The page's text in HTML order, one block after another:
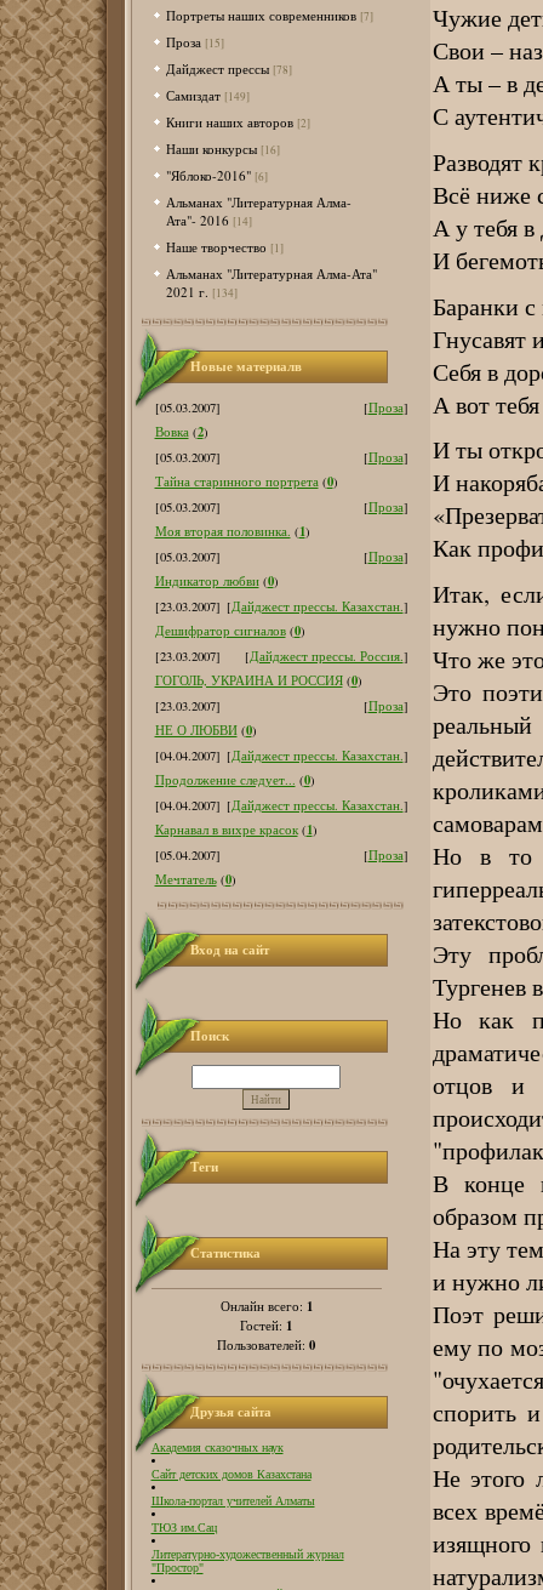
Портреты наших современников [7]
Проза [15]
Дайджест прессы [78]
Самиздат [149]
Книги наших авторов [2]
Наши конкурсы [16]
"Яблоко-2016" [6]
Альманах "Литературная Алма-
Ата"- 2016 [14]
Наше творчество [1]
Альманах "Литературная Алма-Ата"
2021 г. [134]
Новые материалв
[05.03.2007] [Проза]
Вовка (2)
[05.03.2007]
[Проза]
Тайна старинного портрета (0)
[05.03.2007]
[Проза]
Моя вторая половинка. (1)
[05.03.2007]
[Проза]
Индикатор любви (0)
[23.03.2007] [Дайджест прессы. Казахстан.]
Дешифратор сигналов (0)
[23.03.2007]
[Дайджест прессы. Россия.]
ГОГОЛЬ, УКРАИНА И РОССИЯ (0)
[23.03.2007]
[Проза]
НЕ О ЛЮБВИ (0)
[04.04.2007] [Дайджест прессы. Казахстан.]
Продолжение следует... (0)
[04.04.2007] [Дайджест прессы. Казахстан.]
Карнавал в вихре красок (1)
[05.04.2007]
[Проза]
Мечтатель (0)
Вход на сайт
Поиск
Теги
Статистика
Онлайн всего: 1
Гостей: 1
Пользователей: 0
Друзья сайта
Академия сказочных наук
Сайт детских домов Казахстана
Школа-портал учителей Алматы
ТЮЗ им.Сац
Литературно-художественный журнал
"Простор"
Чужие
Свои –
А ты – в
С
Разводят
Всё ниже
А у тебя в
И
Баранки
Гнусавят
Себя в
А вот
И ты
И
Как
Итак,
нужно
Что же
Это
Но в то
Эту
Тургенев
Но как
отцов и
В конце
образом
На эту
и нужно
Поэт
ему по
спорить
Не этого
всех
изящного